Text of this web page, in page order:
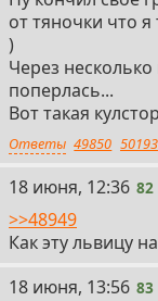
от тяночки что я
)
Через
поперлась...
Вот такая
Ответы 49850 50193
82
18 июня, 12:36 82
>>48949
Как эту львицу
83
18 июня, 13:56 83